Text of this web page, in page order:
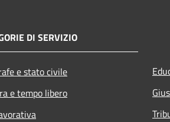
DI SERVIZIO
e stato civile
e tempo libero